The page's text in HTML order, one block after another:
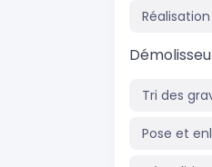
Tri des
Pose et